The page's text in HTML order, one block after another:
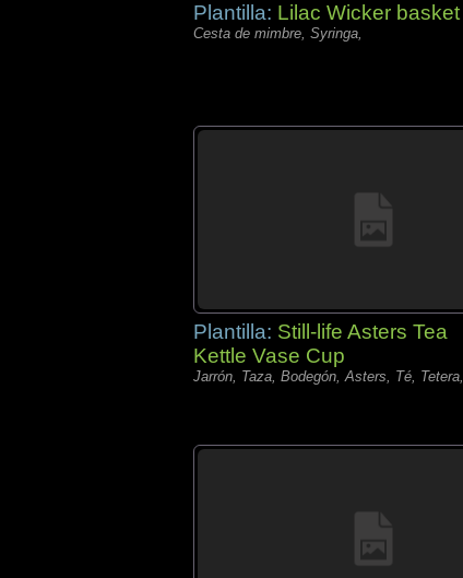
Plantilla: Lilac Wicker basket
Cesta de mimbre, Syringa,
Plantilla: Still-life Asters Tea
Kettle Vase Cup
Jarrón, Taza, Bodegón, Asters, Té, Tetera,